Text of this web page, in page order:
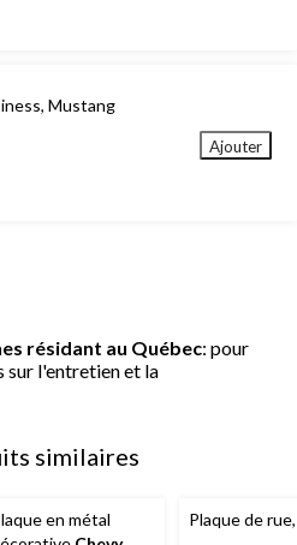
Mustang
Ajouter
résidant au Québec: pour
sur l'entretien et la
similaires
en métal
Plaque de